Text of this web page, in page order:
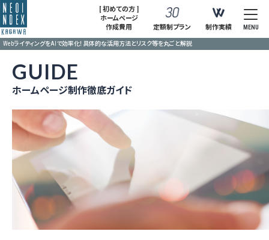
[ 初めての方 ]
ホームページ
作成費用
定額制プラン 制作実績 MENU
WebライティングをAIで効率化！具体的な活用方法とリスク等を丸ごと解説
GUIDE
ホームページ制作徹底ガイド